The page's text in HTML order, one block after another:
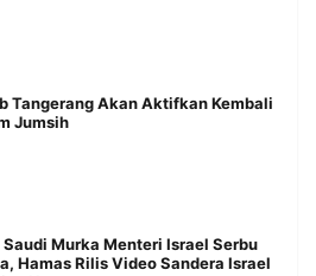
Tangerang Akan Aktifkan Kembali
Jumsih
Saudi Murka Menteri Israel Serbu
Hamas Rilis Video Sandera Israel